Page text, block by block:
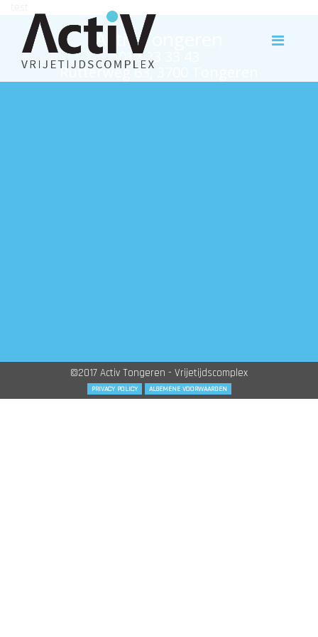
Activ Tongeren
012 23 33 43
Rutterweg 63, 3700 Tongeren
©2017 Activ Tongeren - Vrijetijdscomplex
PRIVACY POLICY ALGEMENE VOORWAARDEN